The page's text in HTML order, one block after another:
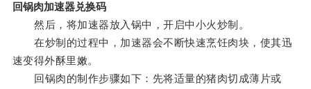
回锅肉加速器兑换码
然后，将加速器放入锅中，开启中小火炒制。
在炒制的过程中，加速器会不断快速烹饪肉块，使其迅
速变得外酥里嫩。
回锅肉的制作步骤如下：先将适量的猪肉切成薄片或